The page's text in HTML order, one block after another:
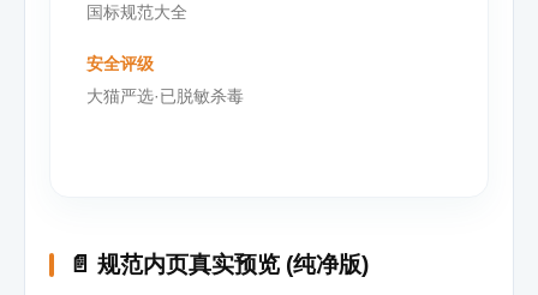
国标规范大全
安全评级
大猫严选·已脱敏杀毒
📄 规范内页真实预览 (纯净版)